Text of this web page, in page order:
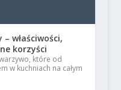
właściwości,
korzyści
które od
w kuchniach na całym